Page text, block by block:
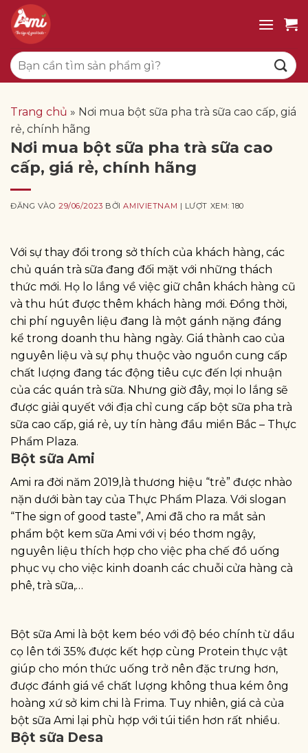
qua
dung
Tìm
kiếm:
Trang chủ » Nơi mua bột sữa pha trà sữa cao cấp, giá
rẻ, chính hãng
Nơi mua bột sữa pha trà sữa cao
cấp, giá rẻ, chính hãng
ĐĂNG VÀO29/06/2023 BỞIAMIVIETNAM | LƯỢT XEM: 180
Với sự thay đổi trong sở thích của khách hàng, các
chủ quán trà sữa đang đối mặt với những thách
thức mới. Họ lo lắng về việc giữ chân khách hàng cũ
và thu hút được thêm khách hàng mới. Đồng thời,
chi phí nguyên liệu đang là một gánh nặng đáng
kể trong doanh thu hàng ngày. Giá thành cao của
nguyên liệu và sự phụ thuộc vào nguồn cung cấp
chất lượng đang tác động tiêu cực đến lợi nhuận
của các quán trà sữa. Nhưng giờ đây, mọi lo lắng sẽ
được giải quyết với địa chỉ cung cấp bột sữa pha trà
sữa cao cấp, giá rẻ, uy tín hàng đầu miền Bắc – Thực
Phẩm Plaza.
Bột sữa Ami
Ami ra đời năm 2019,là thương hiệu “trẻ” được nhào
nặn dưới bàn tay của Thực Phẩm Plaza. Với slogan
“The sign of good taste”, Ami đã cho ra mắt sản
phẩm bột kem sữa Ami với vị béo thơm ngậy,
nguyên liệu thích hợp cho việc pha chế đồ uống
phục vụ cho việc kinh doanh các chuỗi cửa hàng cà
phê, trà sữa,…
Bột sữa Ami là bột kem béo với độ béo chính từ dầu
cọ lên tới 35% được kết hợp cùng Protein thực vật
giúp cho món thức uống trở nên đặc trưng hơn,
được đánh giá về chất lượng không thua kém ông
hoàng xứ sở kim chi là Frima. Tuy nhiên, giá cả của
bột sữa Ami lại phù hợp với túi tiền hơn rất nhiều.
Bột sữa Desa